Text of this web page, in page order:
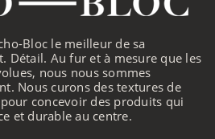
Bloc le meilleur de sa
Détail. Au fur et à mesure que les
nous nous sommes
Nous curons des textures de
concevoir des produits qui
et durable au centre.